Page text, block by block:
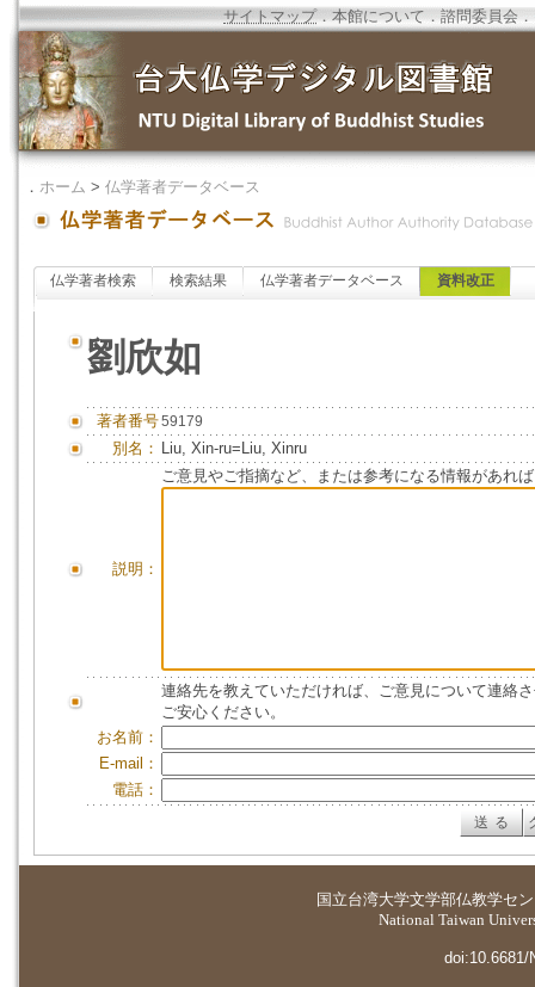
サイトマップ．本館について ．諮問委員会 ．
． ホーム > 仏学著者データベース
仏学著者検索 検索結果 仏学著者データベース 資料改正
劉欣如
著者番号59179
別名： Liu, Xin-ru=Liu, Xinru
説明：
ご意見やご指摘など、または参考になる情報があれ
連絡先を教えていただければ、ご意見について連絡
ご安心ください。
お名前：
E-mail：
電話：
国立台湾大学文学部仏教学セ
National Taiwan
doi:10.6681/